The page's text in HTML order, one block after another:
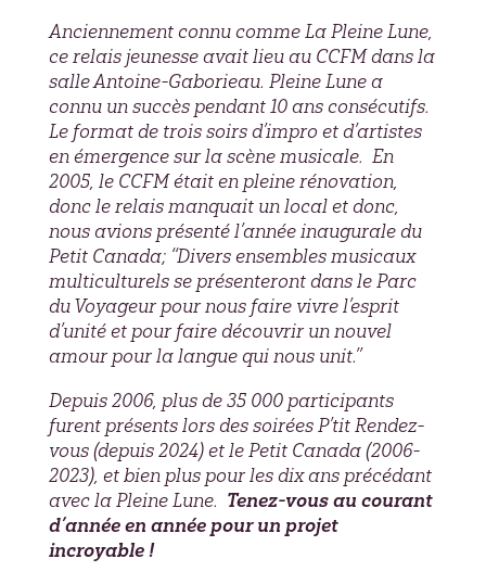
Anciennement connu comme La Pleine Lune,
ce relais jeunesse avait lieu au CCFM dans la
salle Antoine-Gaborieau. Pleine Lune a
connu un succès pendant 10 ans consécutifs.
Le format de trois soirs d’impro et d’artistes
en émergence sur la scène musicale. En
2005, le CCFM était en pleine rénovation,
donc le relais manquait un local et donc,
nous avions présenté l’année inaugurale du
Petit Canada;‘‘Divers ensembles musicaux
multiculturels se présenteront dans le Parc
du Voyageur pour nous faire vivre l’esprit
d’unité et pour faire découvrir un nouvel
amour pour la langue qui nous unit.’’
Depuis 2006, plus de 35 000 participants
furent présents lors des soirées P’tit Rendez-
vous (depuis 2024) et le Petit Canada (2006-
2023), et bien plus pour les dix ans précédant
avec la Pleine Lune. Tenez-vous au courant
d’année en année pour un projet
incroyable !